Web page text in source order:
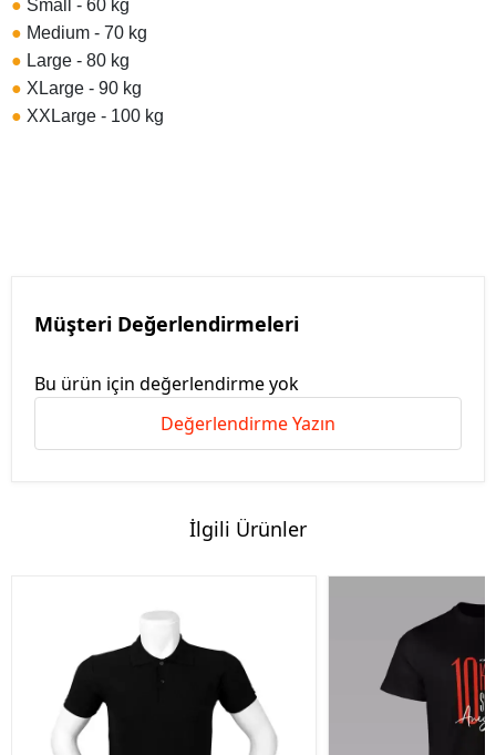
● Small - 60 kg
● Medium - 70 kg
● Large - 80 kg
● XLarge - 90 kg
● XXLarge - 100 kg
Müşteri Değerlendirmeleri
Bu ürün için değerlendirme yok
Değerlendirme Yazın
İlgili Ürünler